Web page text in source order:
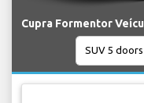
Cupra Formentor